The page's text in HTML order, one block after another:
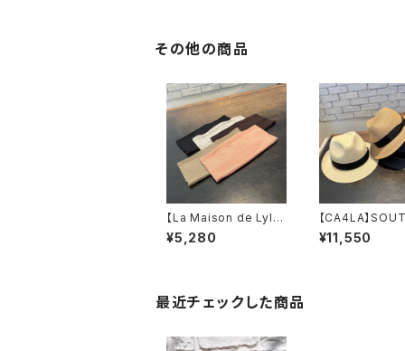
その他の商品
【La Maison de Lylli
s】 FRAI HEADBAND
ヘアバンド
¥5,280
【CA4LA】
UNDS8 ハ
ZKN02585
¥11,550
最近チェックした商品